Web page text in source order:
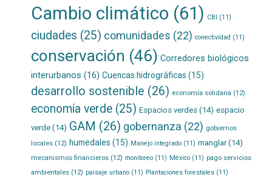
Cambio climático (61) CBI (11)
ciudades (25) comunidades (22) conectividad (11)
conservación (46) Corredores biológicos
interurbanos (16) Cuencas hidrográficas (15)
desarrollo sostenible (26) economía solidaria (12)
economía verde(25) Espacios verdes(14) espacio
verde(14) GAM (26) gobernanza (22) gobiernos
locales(12) humedales (15) Manejo integrado(11) manglar(14)
mecanismos financieros(12) monitoreo(11) México(11) pago servicios
ambientales(12) paisaje urbano(11) Plantaciones forestales(11)